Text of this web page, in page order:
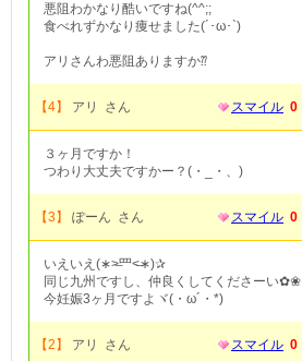
悪阻わかなり酷いですね(^^;;
食べれずかなり痩せました(´･ω･`)
アリさんわ悪阻ありますか⁇
【4】 アリ さん スマイル 0
３ヶ月ですか！
つわり大丈夫ですかー？(・_・、)
【3】 ぽーん さん スマイル 0
いえいえ(∗˃̶⺫˂̶∗)✰
同じ九州ですし、仲良くしてくださーい✿❀
今妊娠3ヶ月ですよヾ(・ω´・*)
【2】 アリ さん スマイル 0